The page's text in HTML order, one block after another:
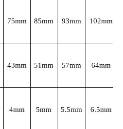
75mm 85mm 93mm 102mm
43mm 51mm 57mm 64mm
4mm 5mm 5.5mm 6.5mm